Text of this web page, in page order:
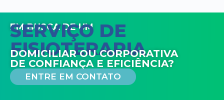
EM BUSCA DE UM
SERVIÇO DE
FISIOTERAPIA
DOMICILIAR OU CORPORATIVA
DE CONFIANÇA E EFICIÊNCIA?
ENTRE EM CONTATO